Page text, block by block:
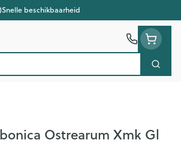
Snelle beschikbaarheid
Zoek
Ostrearum Xmk Gl